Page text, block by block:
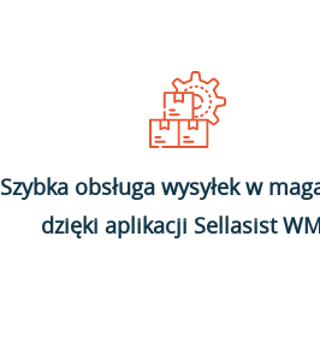
Szybka obsługa wysyłek w
dzięki aplikacji Sellasist